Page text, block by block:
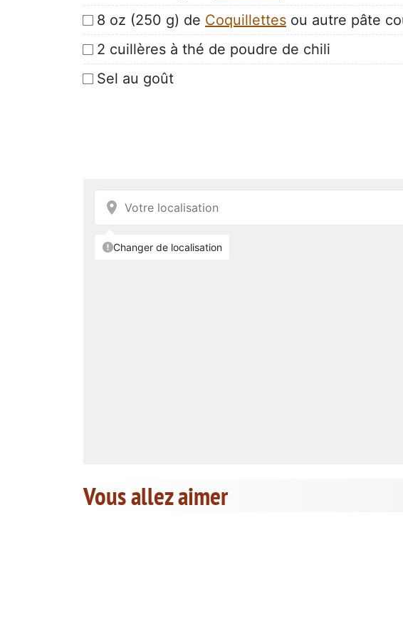
8 oz (250 g) de Coquillettes ou autre pâte
2 cuillères à thé de poudre de chili
Sel au goût
Vous allez aimer